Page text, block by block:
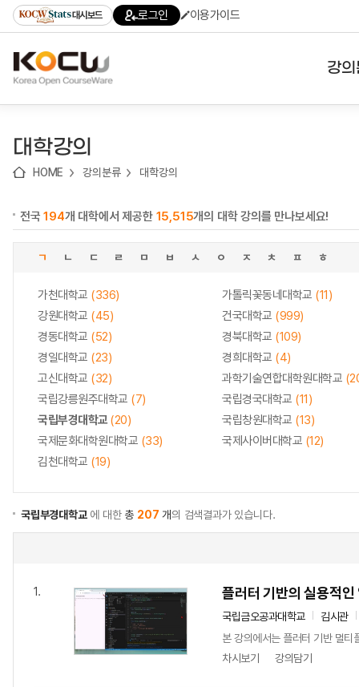
기
기
기
content)
가
대시보드 로그인 이용가이드
강
대학강의
HOME 강의분류 대학강의
전국194개 대학에서 제공한 15,515개의 대학 강의를 만나보세요!
ㄱ ㄴ ㄷ ㄹ ㅁ ㅂ ㅅ ㅇ ㅈ ㅊ ㅍ ㅎ
가천대학교 (336) 가톨릭꽃동네대학교 (11)
강원대학교 (45) 건국대학교 (999)
경동대학교 (52) 경북대학교 (109)
경일대학교 (23) 경희대학교 (4)
고신대학교 (32) 과학기술연합대학원대학교
국립강릉원주대학교 (7) 국립경국대학교 (11)
국립부경대학교(20) 국립창원대학교 (13)
국제문화대학원대학교 (33) 국제사이버대학교 (12)
김천대학교 (19)
국립부경대학교에 대한총 207 개의 검색결과가 있습니다.
1. 플러터 기반의 실용적인
국립금오공과대학교
김시관
본 강의에서는 플러터 기반 멀티
차시보기
강의담기